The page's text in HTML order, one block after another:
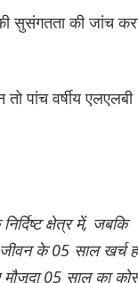
की सुसंगतता की जांच
पांच वर्षीय एलएलबी
क्षेत्र में, जबकि
के 05 साल खर्च
05 साल का